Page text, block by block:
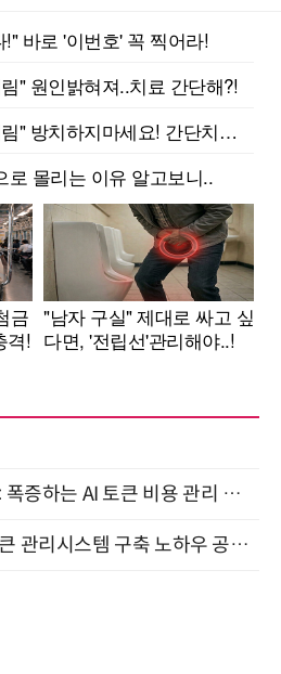
"AI 핀옵스 실전 세미나: 폭증하는 AI 토큰 비용 관리 전략" 8월 21일 개최
"AI 핀옵스 시스템과 토큰 관리시스템 구축 노하우 공개" 잠실 한국광고문화회관 2층 대회의실 (8/21)